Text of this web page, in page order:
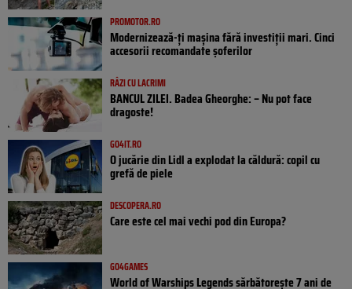
PROMOTOR.RO
Modernizează-ți mașina fără investiții mari. Cinci
accesorii recomandate șoferilor
RÂZI CU LACRIMI
BANCUL ZILEI. Badea Gheorghe: – Nu pot face
dragoste!
GO4IT.RO
O jucărie din Lidl a explodat la căldură: copil cu
grefă de piele
DESCOPERA.RO
Care este cel mai vechi pod din Europa?
GO4GAMES
World of Warships Legends sărbătorește 7 ani de